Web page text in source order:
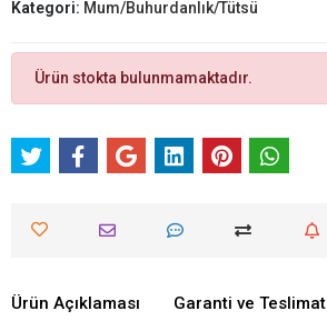
Kategori: Mum/Buhurdanlık/Tütsü
Ürün stokta bulunmamaktadır.
Ürün Açıklaması Garanti ve Teslimat